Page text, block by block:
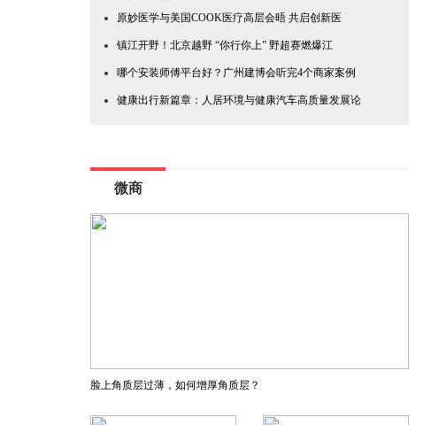
原妙医学与美国COOK医疗高层会晤 共启创新医
镇江开野！北京越野 “你行你上” 野超赛燃爆江
哪个安装师傅平台好？广州建博会听完4个商家案例
健康出行新篇章：人居环境与健康汽车高质量发展论
微商
脸上角质层过薄，如何增厚角质层？